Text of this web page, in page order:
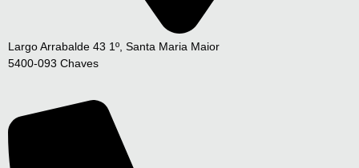
Largo Arrabalde 43 1º, Santa Maria Maior
5400-093 Chaves